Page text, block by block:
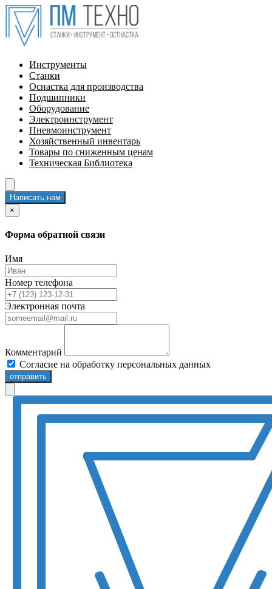
Инструменты
Станки
Оснастка для производства
Подшипники
Оборудование
Электроинструмент
Пневмоинструмент
Хозяйственный инвентарь
Товары по сниженным ценам
Техническая Библиотека
Написать нам
×
Форма обратной связи
Имя
Номер телефона
Электронная почта
Комментарий
Согласие на обработку персональных данных
отправить